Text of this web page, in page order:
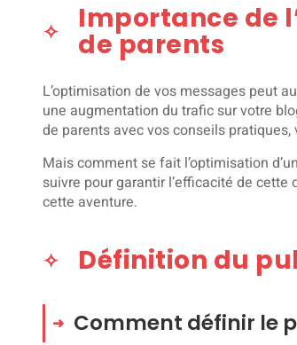
Importance de
de parents
L’optimisation de vos messages peut
une augmentation du trafic sur votre
de parents avec vos conseils
Mais comment se fait l’optimisation
suivre pour garantir l’efficacité de
cette aventure.
Définition du
Comment définir le